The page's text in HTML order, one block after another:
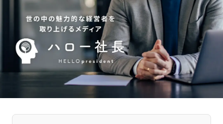
神奈川エリア
新潟エリア
富山エリア
石川エリア
福井エリア
山梨エリア
長野エリア
岐阜エリア
静岡エリア
愛知エリア
滋賀エリア
北摂エリア
堺・泉州エリア